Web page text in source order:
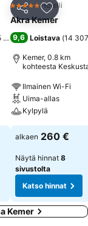
arviota)
Jaa Lisää
5 Tähtiluokitus
Hotelli
Akra Kemer
9,6 Loistava (14
Kemer, 0.8 km
kohteesta
Ilmainen Wi-Fi
Uima-allas
Kylpylä
alkaen 260 €
Näytä hinnat 8
sivustolta
Katso hinnat
Kemer